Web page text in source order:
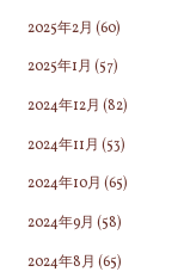
2025年2月 (60)
2025年1月 (57)
2024年12月 (82)
2024年11月 (53)
2024年10月 (65)
2024年9月 (58)
2024年8月 (65)